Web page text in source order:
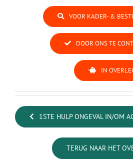
VOOR KADER- &
DOOR ONS TE
IN
1STE HULP ONGEVAL IN/OM
TERUG NAAR HET